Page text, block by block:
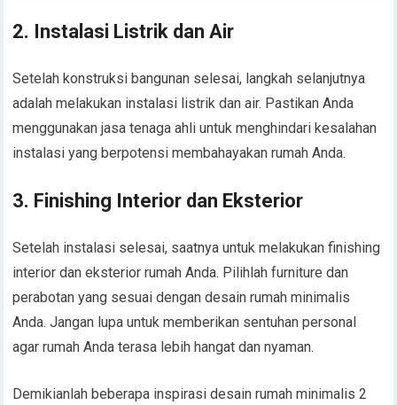
2. Instalasi Listrik dan Air
Setelah konstruksi bangunan selesai, langkah selanjutnya
adalah melakukan instalasi listrik dan air. Pastikan Anda
menggunakan jasa tenaga ahli untuk menghindari kesalahan
instalasi yang berpotensi membahayakan rumah Anda.
3. Finishing Interior dan Eksterior
Setelah instalasi selesai, saatnya untuk melakukan finishing
interior dan eksterior rumah Anda. Pilihlah furniture dan
perabotan yang sesuai dengan desain rumah minimalis
Anda. Jangan lupa untuk memberikan sentuhan personal
agar rumah Anda terasa lebih hangat dan nyaman.
Demikianlah beberapa inspirasi desain rumah minimalis 2